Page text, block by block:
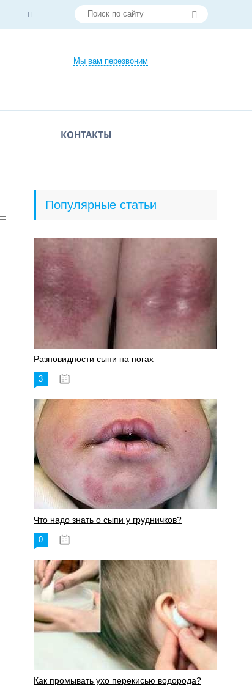
Мы вам перезвоним
КОНТАКТЫ
Популярные статьи
Разновидности сыпи на ногах
3
Что надо знать о сыпи у грудничков?
0
Как промывать ухо перекисью водорода?